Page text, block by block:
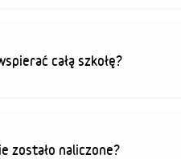
całą szkołę?
zostało naliczone?